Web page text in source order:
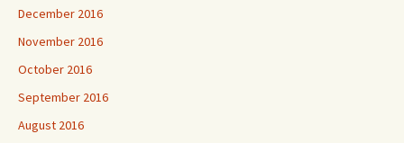
December 2016
November 2016
October 2016
September 2016
August 2016